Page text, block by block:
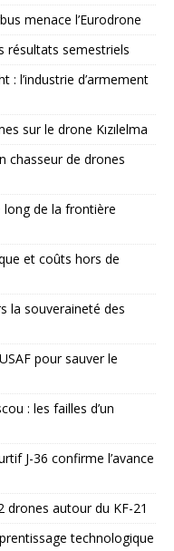
menace l’Eurodrone
résultats semestriels
: l’industrie d’armement
sur le drone Kızılelma
chasseur de drones
long de la frontière
et coûts hors de
la souveraineté des
pour sauver le
: les failles d’un
J-36 confirme l’avance
drones autour du KF-21
technologique